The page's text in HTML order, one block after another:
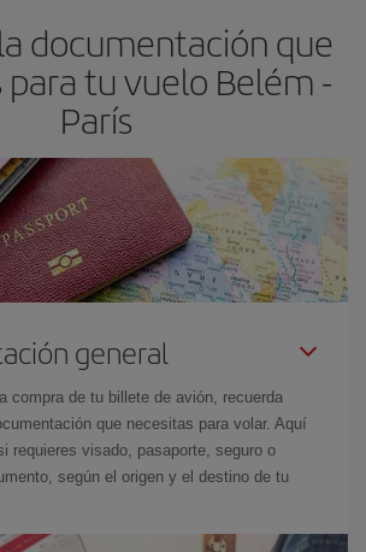
documentación que
para tu vuelo Belém -
París
general
compra de tu billete de avión, recuerda
que necesitas para volar. Aquí
requieres visado, pasaporte, seguro o
según el origen y el destino de tu